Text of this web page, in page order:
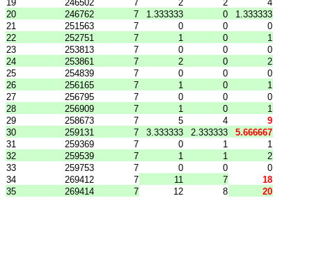
19
246502 7 2 2
4
20
246762 7 1.333333 0
1.333333
21
251563 7 0 0
0
22
252751 7 1 0
1
23
253813 7 0 0
0
24
253861 7 2 0
2
25
254839 7 0 0
0
26
256165 7 1 0
1
27
256795 7 0 0
0
28
256909 7 1 0
1
29
258673 7 5 4
9
30
259131 7 3.333333 2.333333
5.666667
31
259369 7 0 1
1
32
259539 7 1 1
2
33
259753 7 0 0
0
34
269412 7 11 7
18
35
269414 7 12 8 20